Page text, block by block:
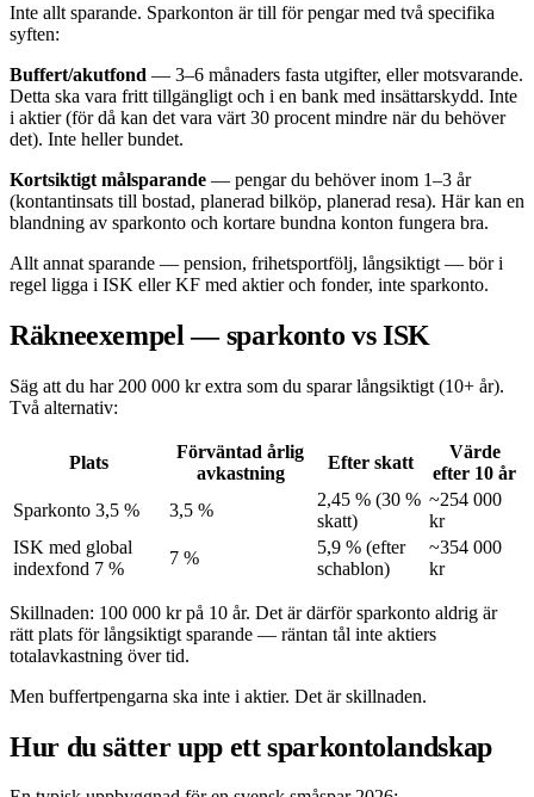
Inte allt sparande. Sparkonton är till för pengar med två specifika
syften:
Buffert/akutfond — 3–6 månaders fasta utgifter, eller motsvarande.
Detta ska vara fritt tillgängligt och i en bank med insättarskydd. Inte
i aktier (för då kan det vara värt 30 procent mindre när du behöver
det). Inte heller bundet.
Kortsiktigt målsparande — pengar du behöver inom 1–3 år
(kontantinsats till bostad, planerad bilköp, planerad resa). Här kan en
blandning av sparkonto och kortare bundna konton fungera bra.
Allt annat sparande — pension, frihetsportfölj, långsiktigt — bör i
regel ligga i ISK eller KF med aktier och fonder, inte sparkonto.
Räkneexempel — sparkonto vs ISK
Säg att du har 200 000 kr extra som du sparar långsiktigt (10+ år).
Två alternativ:
Plats
Förväntad årlig
avkastning
Efter skatt
Värde
efter 10 år
Sparkonto 3,5 %
3,5 %
2,45 % (30 %
skatt)
~254 000
kr
ISK med global
indexfond 7 %
7 %
5,9 % (efter
schablon)
~354 000
kr
Skillnaden: 100 000 kr på 10 år. Det är därför sparkonto aldrig är
rätt plats för långsiktigt sparande — räntan tål inte aktiers
totalavkastning över tid.
Men buffertpengarna ska inte i aktier. Det är skillnaden.
Hur du sätter upp ett sparkontolandskap